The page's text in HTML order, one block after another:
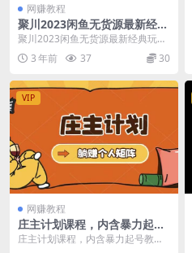
网赚教程
聚川2023闲鱼无货源最新经典
玩法：基础认知+爆款闲鱼选
品+快速找到货源
聚川2023闲鱼无货源最新经典玩
法：基础认知+爆款闲鱼选品+快速
找到货源 课程目...
3 年前 37 30
VIP
网赚教程
庄主计划课程，内含暴力起号
教程，暴力引流精准客户，日
庄主计划课程，内含暴力起号教